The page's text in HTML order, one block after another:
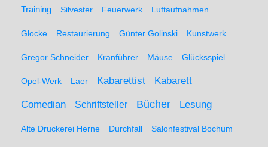
Training Silvester Feuerwerk Luftaufnahmen
Glocke Restaurierung Günter Golinski Kunstwerk
Gregor Schneider Kranführer Mäuse Glücksspiel
Opel-Werk Laer Kabarettist
Kabarett
Comedian
Schriftsteller Bücher Lesung
Alte Druckerei Herne Durchfall Salonfestival Bochum